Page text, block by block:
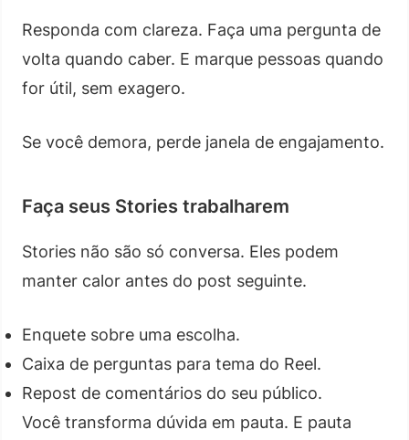
Responda com clareza. Faça uma pergunta de
volta quando caber. E marque pessoas quando
for útil, sem exagero.
Se você demora, perde janela de engajamento.
Faça seus Stories trabalharem
Stories não são só conversa. Eles podem
manter calor antes do post seguinte.
Enquete sobre uma escolha.
Caixa de perguntas para tema do Reel.
Repost de comentários do seu público.
Você transforma dúvida em pauta. E pauta